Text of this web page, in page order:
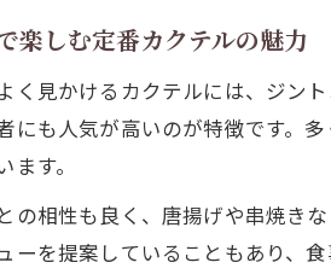
楽しむ定番カクテルの魅力
く見かけるカクテルには、ジン
にも人気が高いのが特徴です。
す。
の相性も良く、唐揚げや串焼き
ーを提案していることもあり、